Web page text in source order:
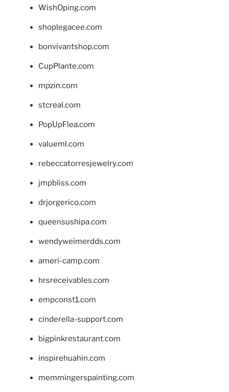
WishOping.com
shoplegacee.com
bonvivantshop.com
CupPlante.com
mpzin.com
stcreal.com
PopUpFlea.com
valueml.com
rebeccatorresjewelry.com
jmpbliss.com
drjorgerico.com
queensushipa.com
wendyweimerdds.com
ameri-camp.com
hrsreceivables.com
empconst1.com
cinderella-support.com
bigpinkrestaurant.com
inspirehuahin.com
memmingerspainting.com